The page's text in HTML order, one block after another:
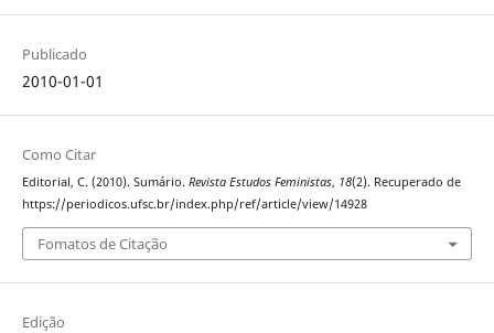
Publicado
2010-01-01
Como Citar
Editorial, C. (2010). Sumário. Revista Estudos Feministas, 18(2). Recuperado de
https://periodicos.ufsc.br/index.php/ref/article/view/14928
Fomatos de Citação
Edição